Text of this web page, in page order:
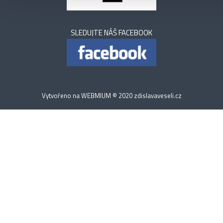
SLEDUJTE NÁŠ FACEBOOK
Vytvořeno naWEBMIUM © 2020 zdislavaveseli.cz